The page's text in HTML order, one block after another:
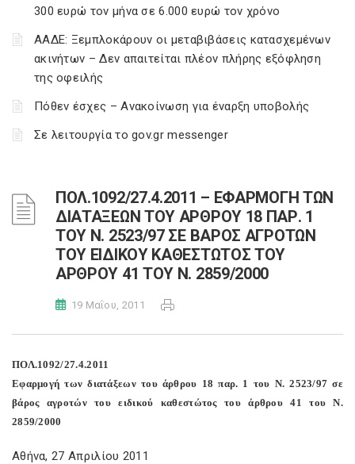
300 ευρώ τον μήνα σε 6.000 ευρώ τον χρόνο
ΑΑΔΕ: Ξεμπλοκάρουν οι μεταβιβάσεις κατασχεμένων
ακινήτων – Δεν απαιτείται πλέον πλήρης εξόφληση
της οφειλής
Πόθεν έσχες – Ανακοίνωση για έναρξη υποβολής
Σε λειτουργία το gov.gr messenger
ΠΟΛ.1092/27.4.2011 – ΕΦΑΡΜΟΓΗ ΤΩΝ
ΔΙΑΤΑΞΕΩΝ ΤΟΥ ΑΡΘΡΟΥ 18 ΠΑΡ. 1
ΤΟΥ Ν. 2523/97 ΣΕ ΒΑΡΟΣ ΑΓΡΟΤΩΝ
ΤΟΥ ΕΙΔΙΚΟΥ ΚΑΘΕΣΤΩΤΟΣ ΤΟΥ
ΑΡΘΡΟΥ 41 ΤΟΥ Ν. 2859/2000
19 Μαΐου, 2011
ΠΟΛ.1092/27.4.2011
Εφαρμογή των διατάξεων του άρθρου 18 παρ. 1 του Ν. 2523/97 σε
βάρος αγροτών του ειδικού καθεστώτος του άρθρου 41 του Ν.
2859/2000
Αθήνα, 27 Απριλίου 2011